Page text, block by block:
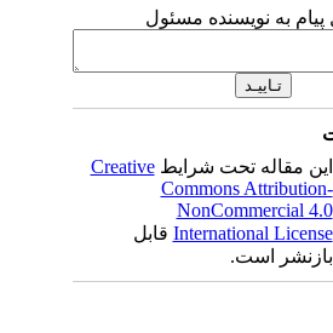
به نویسنده مسئول
مقاله تحت شرایطCreative
Commons
NonCommercial
Internationalقابل
است.